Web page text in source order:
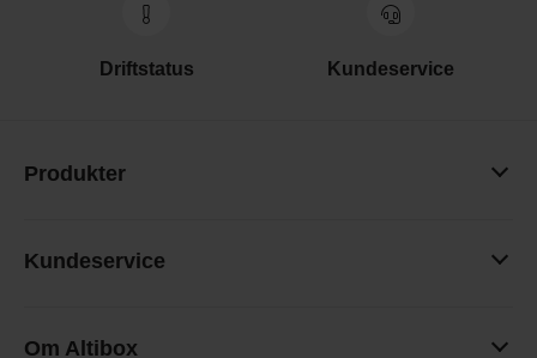
Driftstatus Kundeservice
Produkter
Kundeservice
Om Altibox